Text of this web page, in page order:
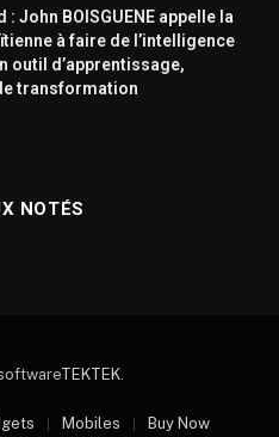
: John BOISGUENE appelle la
à faire de l’intelligence
outil d’apprentissage,
transformation
NOTÉS
TEKTEK.
Mobiles Buy Now